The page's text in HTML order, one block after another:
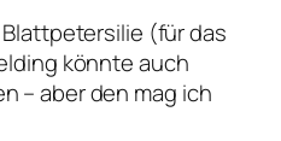
(für das
könnte auch
– aber den mag ich